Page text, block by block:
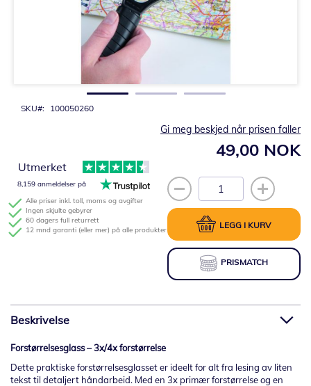
SKU 100050260
49,00 NOK
Gi meg beskjed når prisen faller
LEGG I KURV
PRISMATCH
Alle priser inkl. toll, moms og avgifter
Ingen skjulte gebyrer
60 dagers full returrett
12 mnd garanti (eller mer) på alle produkter
Utmerket
8,159 anmeldelser på
Beskrivelse
Forstørrelsesglass – 3x/4x forstørrelse
Dette praktiske forstørrelsesglasset er ideelt for alt fra lesing av liten
tekst til detaljert håndarbeid. Med en 3x primær forstørrelse og en